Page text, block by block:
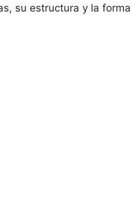
su estructura y la forma